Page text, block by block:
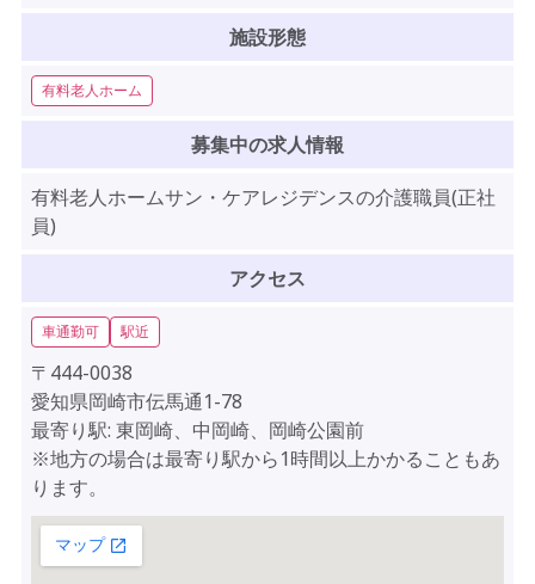
施設形態
有料老人ホーム
募集中の求人情報
有料老人ホームサン・ケアレジデンスの介護職員(正社
員)
アクセス
車通勤可 駅近
〒444-0038
愛知県岡崎市伝馬通1-78
最寄り駅: 東岡崎、中岡崎、岡崎公園前
※地方の場合は最寄り駅から1時間以上かかることもあ
ります。